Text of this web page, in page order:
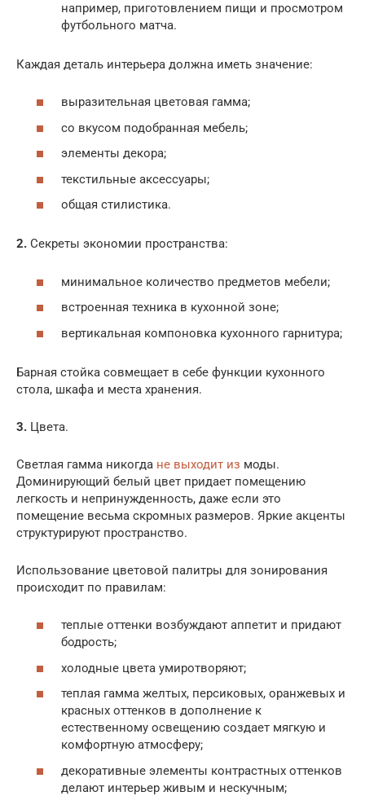
например, приготовлением пищи и просмотром
футбольного матча.
Каждая деталь интерьера должна иметь значение:
выразительная цветовая гамма;
со вкусом подобранная мебель;
элементы декора;
текстильные аксессуары;
общая стилистика.
2. Секреты экономии пространства:
минимальное количество предметов мебели;
встроенная техника в кухонной зоне;
вертикальная компоновка кухонного гарнитура;
Барная стойка совмещает в себе функции кухонного
стола, шкафа и места хранения.
3. Цвета.
Светлая гамма никогда не выходит из моды.
Доминирующий белый цвет придает помещению
легкость и непринужденность, даже если это
помещение весьма скромных размеров. Яркие акценты
структурируют пространство.
Использование цветовой палитры для зонирования
происходит по правилам:
теплые оттенки возбуждают аппетит и придают
бодрость;
холодные цвета умиротворяют;
теплая гамма желтых, персиковых, оранжевых и
красных оттенков в дополнение к
естественному освещению создает мягкую и
комфортную атмосферу;
декоративные элементы контрастных оттенков
делают интерьер живым и нескучным;